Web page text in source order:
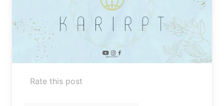
Rate this post